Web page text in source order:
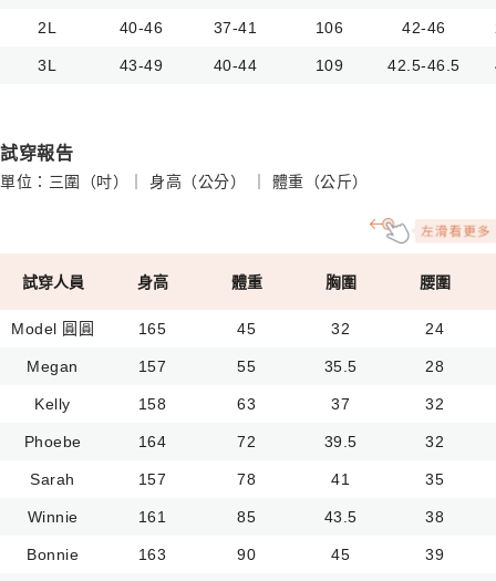
2L 40-46 37-41 106 42-46
3L 43-49 40-44 109 42.5-46.5
試穿報告
單位：三圍（吋）｜ 身高（公分） ｜ 體重（公斤）
試穿人員 身高 體重 胸圍 腰圍
Model 圓圓 165 45 32 24
Megan 157 55 35.5 28
Kelly 158 63 37 32
Phoebe 164 72 39.5 32
Sarah 157 78 41 35
Winnie 161 85 43.5 38
Bonnie 163 90 45 39